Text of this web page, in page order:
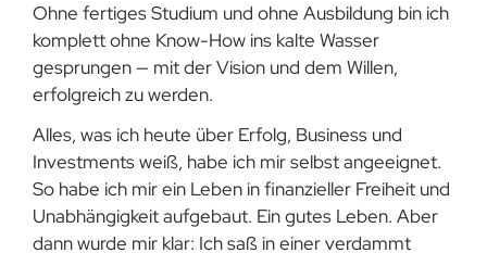
Ohne fertiges Studium und ohne Ausbildung bin ich
komplett ohne Know-How ins kalte Wasser
gesprungen — mit der Vision und dem Willen,
erfolgreich zu werden.
Alles, was ich heute über Erfolg, Business und
Investments weiß, habe ich mir selbst angeeignet.
So habe ich mir ein Leben in finanzieller Freiheit und
Unabhängigkeit aufgebaut. Ein gutes Leben. Aber
dann wurde mir klar: Ich saß in einer verdammt